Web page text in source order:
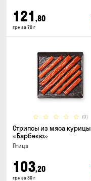
121 ,80
грн за 70 г
(0)
Стрипсы из мяса курицы
«Барбекю»
Птица
103,20
грн за 80 г